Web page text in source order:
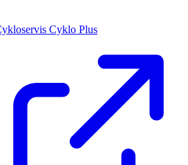
Cyklo Plus